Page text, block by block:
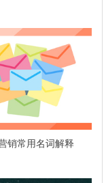
销常用名词解释